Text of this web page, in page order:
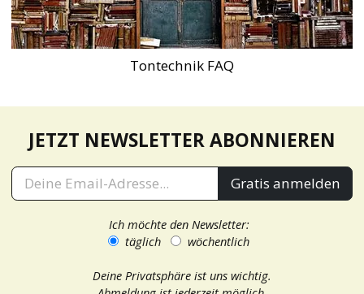
Tontechnik FAQ
JETZT NEWSLETTER ABONNIEREN
Gratis anmelden
Ich möchte den Newsletter:
täglich
wöchentlich
Deine Privatsphäre ist uns wichtig.